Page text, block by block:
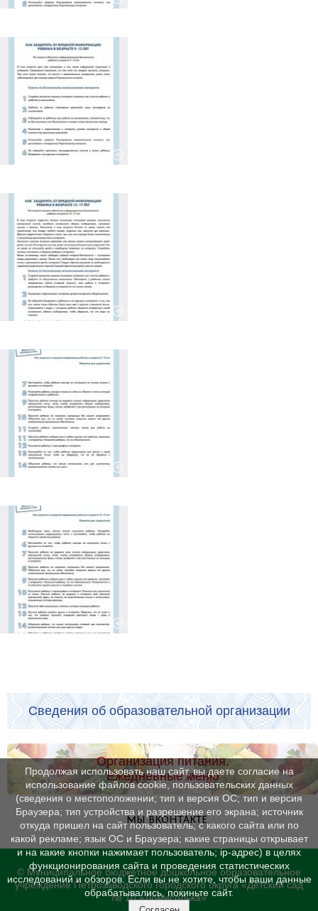
Сведения об образовательной организации
Организация питания.
Ежедневные меню
МЫ ВКОНТАКТЕ
© Муниципальное бюджетное дошкольное образовательное
учреждение Петрозаводского городского округа «Детский сад
№ 10 «Домисолька»
Продолжая использовать наш сайт, вы даете согласие на
использование файлов cookie, пользовательских данных
(сведения о местоположении; тип и версия ОС; тип и версия
Браузера; тип устройства и разрешение его экрана; источник
откуда пришел на сайт пользователь; с какого сайта или по
какой рекламе; язык ОС и Браузера; какие страницы открывает
и на какие кнопки нажимает пользователь; ip-адрес) в целях
функционирования сайта и проведения статистических
исследований и обзоров. Если вы не хотите, чтобы ваши данные
обрабатывались, покиньте сайт.